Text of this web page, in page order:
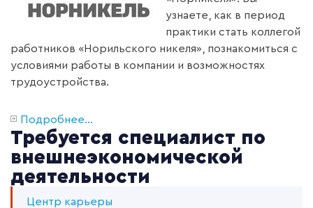
узнаете, как в период
практики стать коллегой
работников «Норильского никеля», познакомиться с
условиями работы в компании и возможностях
трудоустройства.
Подробнее...
Требуется специалист по
внешнеэкономической
деятельности
Центр карьеры